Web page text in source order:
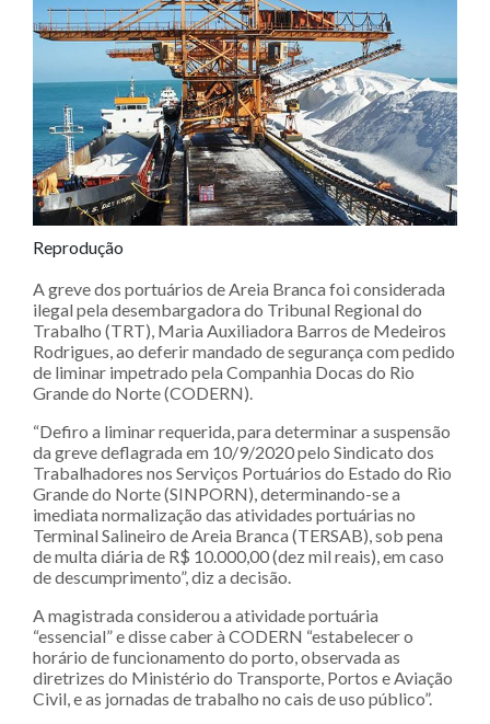
Reprodução
A greve dos portuários de Areia Branca foi considerada
ilegal pela desembargadora do Tribunal Regional do
Trabalho (TRT), Maria Auxiliadora Barros de Medeiros
Rodrigues, ao deferir mandado de segurança com pedido
de liminar impetrado pela Companhia Docas do Rio
Grande do Norte (CODERN).
“Defiro a liminar requerida, para determinar a suspensão
da greve deflagrada em 10/9/2020 pelo Sindicato dos
Trabalhadores nos Serviços Portuários do Estado do Rio
Grande do Norte (SINPORN), determinando-se a
imediata normalização das atividades portuárias no
Terminal Salineiro de Areia Branca (TERSAB), sob pena
de multa diária de R$ 10.000,00 (dez mil reais), em caso
de descumprimento”, diz a decisão.
A magistrada considerou a atividade portuária
“essencial” e disse caber à CODERN “estabelecer o
horário de funcionamento do porto, observada as
diretrizes do Ministério do Transporte, Portos e Aviação
Civil, e as jornadas de trabalho no cais de uso público”.